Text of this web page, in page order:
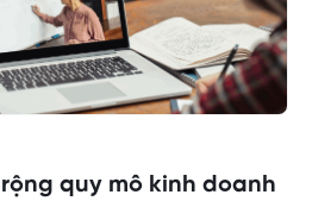
rộng quy mô kinh doanh